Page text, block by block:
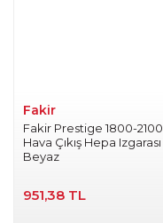
Fakir
Fakir Prestige 1800-2100
Hava Çıkış Hepa Izgarası
Beyaz
951,38 TL